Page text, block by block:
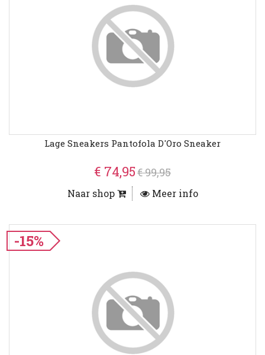
Lage Sneakers Pantofola D'Oro Sneaker
€ 74,95€ 99,95
Naar shop Meer info
-15%